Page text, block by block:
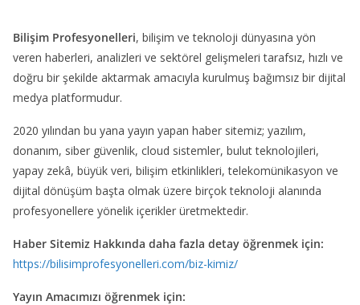
Bilişim Profesyonelleri, bilişim ve teknoloji dünyasına yön
veren haberleri, analizleri ve sektörel gelişmeleri tarafsız, hızlı ve
doğru bir şekilde aktarmak amacıyla kurulmuş bağımsız bir dijital
medya platformudur.
2020 yılından bu yana yayın yapan haber sitemiz; yazılım,
donanım, siber güvenlik, cloud sistemler, bulut teknolojileri,
yapay zekâ, büyük veri, bilişim etkinlikleri, telekomünikasyon ve
dijital dönüşüm başta olmak üzere birçok teknoloji alanında
profesyonellere yönelik içerikler üretmektedir.
Haber Sitemiz Hakkında daha fazla detay öğrenmek için:
https://bilisimprofesyonelleri.com/biz-kimiz/
Yayın Amacımızı öğrenmek için: